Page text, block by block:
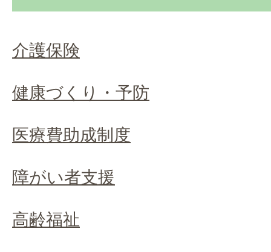
介護保険
健康づくり・予防
医療費助成制度
障がい者支援
高齢福祉